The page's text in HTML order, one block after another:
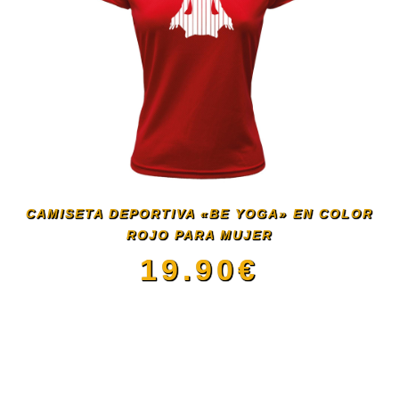
producto
variantes.
Las
opciones
se
pueden
elegir
CAMISETA DEPORTIVA «BE YOGA» EN COLOR
ROJO PARA MUJER
19.90€